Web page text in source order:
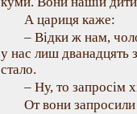
А цариця каже:
– Відки ж нам,
у нас лиш дванадцять
стало.
– Ну, то запросім
От вони